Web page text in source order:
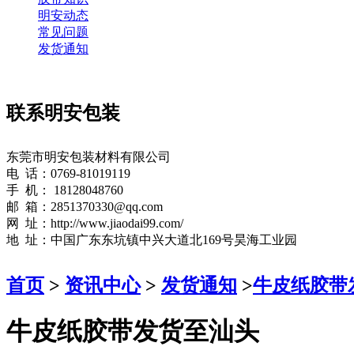
明安动态
常见问题
发货通知
联系明安包装
东莞市明安包装材料有限公司
电 话：0769-81019119
手 机： 18128048760
邮 箱：2851370330@qq.com
网 址：http://www.jiaodai99.com/
地 址：中国广东东坑镇中兴大道北169号昊海工业园
首页 > 资讯中心> 发货通知 >牛皮纸胶带
牛皮纸胶带发货至汕头